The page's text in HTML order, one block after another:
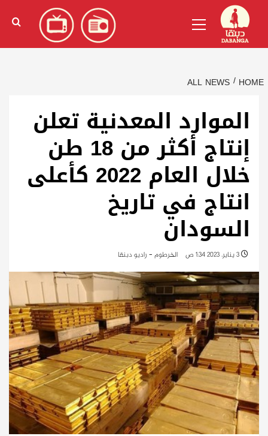
content
الإنجليزية)
Menu
HOME
ALL NEWS
الموارد المعدنية تعلن
إنتاج أكثر من 18 طن
خلال العام 2022 كأعلى
انتاج في تاريخ
السودان
الخرطوم - راديو دبنقا